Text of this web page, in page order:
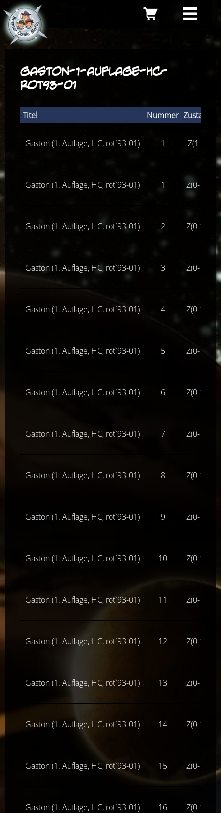
gaston-1-auflage-hc-
rot93-01
Titel Nummer Zustand
Gaston (1. Auflage, HC, rot`93-01) 1 Z(1-2)
Gaston (1. Auflage, HC, rot`93-01) 1 Z(0-1-)
Gaston (1. Auflage, HC, rot`93-01) 2 Z(0-1-)
Gaston (1. Auflage, HC, rot`93-01) 3 Z(0-1-)
Gaston (1. Auflage, HC, rot`93-01) 4 Z(0-1-)
Gaston (1. Auflage, HC, rot`93-01) 5 Z(0-1-)
Gaston (1. Auflage, HC, rot`93-01) 6 Z(0-1-)
Gaston (1. Auflage, HC, rot`93-01) 7 Z(0-1-)
Gaston (1. Auflage, HC, rot`93-01) 8 Z(0-1-)
Gaston (1. Auflage, HC, rot`93-01) 9 Z(0-1-)
Gaston (1. Auflage, HC, rot`93-01) 10 Z(0-1-)
Gaston (1. Auflage, HC, rot`93-01) 11 Z(0-1-)
Gaston (1. Auflage, HC, rot`93-01) 12 Z(0-1-)
Gaston (1. Auflage, HC, rot`93-01) 13 Z(0-1-)
Gaston (1. Auflage, HC, rot`93-01) 14 Z(0-1-)
Gaston (1. Auflage, HC, rot`93-01) 15 Z(0-1-)
Gaston (1. Auflage, HC, rot`93-01) 16 Z(0-1-)